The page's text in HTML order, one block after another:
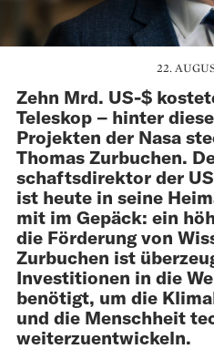
22.
Zehn Mrd. US-$
Teleskop – hinter
Projekten der Nasa
Thomas Zurbuchen.
schaftsdirektor der
ist heute in seine
mit im Gepäck: ein
die Förderung von
Zurbuchen ist
Investitionen in die
benötigt, um die
und die Menschheit
weiterzuentwickeln.